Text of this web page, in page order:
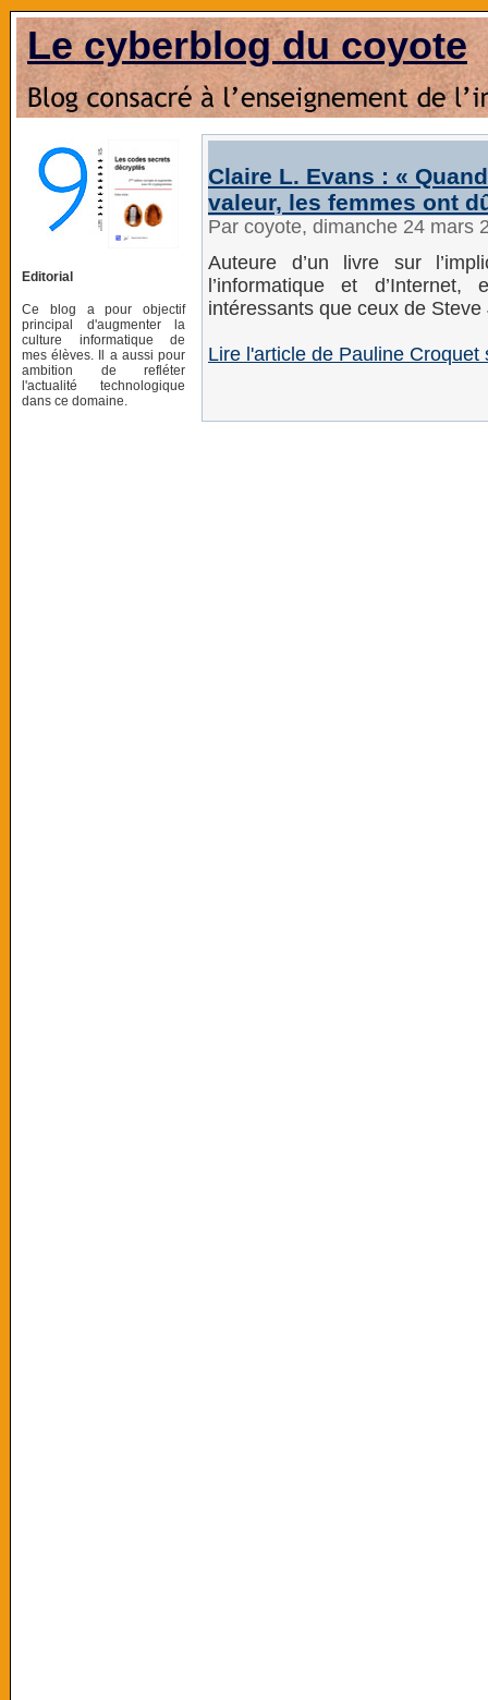
Le cyberblog du coyote
Editorial
Ce blog a pour objectif
principal d'augmenter la
culture informatique de
mes élèves. Il a aussi pour
ambition de refléter
l'actualité technologique
dans ce domaine.
Claire L. Evans : «
valeur, les femmes ont
Par coyote, dimanche 24 mars
Auteure d’un livre sur
l’informatique et
intéressants que ceux de
Lire l'article de Pauline Croquet